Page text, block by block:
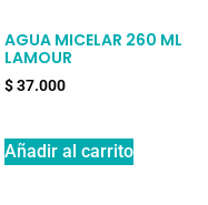
AGUA MICELAR 260 ML
LAMOUR
$37.000
Añadir al carrito